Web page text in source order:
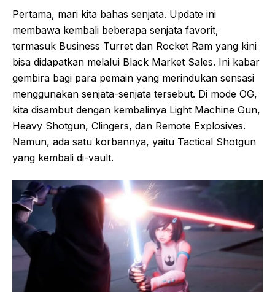
Pertama, mari kita bahas senjata. Update ini
membawa kembali beberapa senjata favorit,
termasuk Business Turret dan Rocket Ram yang kini
bisa didapatkan melalui Black Market Sales. Ini kabar
gembira bagi para pemain yang merindukan sensasi
menggunakan senjata-senjata tersebut. Di mode OG,
kita disambut dengan kembalinya Light Machine Gun,
Heavy Shotgun, Clingers, dan Remote Explosives.
Namun, ada satu korbannya, yaitu Tactical Shotgun
yang kembali di-vault.